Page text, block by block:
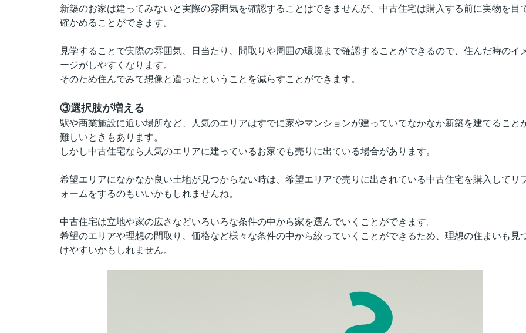
新築のお家は建ってみないと実際の雰囲気を確認することはできませんが、中古住宅は購入する前に実物を目
確かめることができます。
見学することで実際の雰囲気、日当たり、間取りや周囲の環境まで確認することができるので、住んだ時のイ
ージがしやすくなります。
そのため住んでみて想像と違ったということを減らすことができます。
③選択肢が増える
駅や商業施設に近い場所など、人気のエリアはすでに家やマンションが建っていてなかなか新築を建てること
難しいときもあります。
しかし中古住宅なら人気のエリアに建っているお家でも売りに出ている場合があります。
希望エリアになかなか良い土地が見つからない時は、希望エリアで売りに出されている中古住宅を購入してリ
ォームをするのもいいかもしれませんね。
中古住宅は立地や家の広さなどいろいろな条件の中から家を選んでいくことができます。
希望のエリアや理想の間取り、価格など様々な条件の中から絞っていくことができるため、理想の住まいも見
けやすいかもしれません。